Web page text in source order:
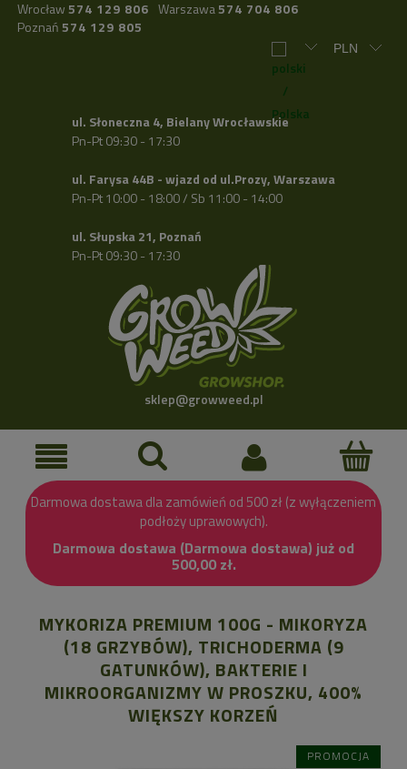
Wrocław 574 129 806 Warszawa574 704 806
Poznań 574 129 805
ul. Słoneczna 4, Bielany Wrocławskie
Pn-Pt 09:30 - 17:30
ul. Farysa 44B - wjazd od ul.Prozy, Warszawa
Pn-Pt 10:00 - 18:00 / Sb 11:00 - 14:00
ul. Słupska 21, Poznań
Pn-Pt 09:30 - 17:30
sklep@growweed.pl
Darmowa dostawa dla zamówień od 500 zł (z wyłączeniem
podłoży uprawowych).
Darmowa dostawa (Darmowa dostawa) już od
500,00 zł.
MYKORIZA PREMIUM 100G - MIKORYZA
(18 GRZYBÓW), TRICHODERMA (9
GATUNKÓW), BAKTERIE I
MIKROORGANIZMY W PROSZKU, 400%
WIĘKSZY KORZEŃ
PROMOCJA